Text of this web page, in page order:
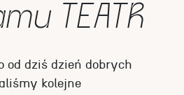
TEATR
od dziś dzień dobrych
kolejne